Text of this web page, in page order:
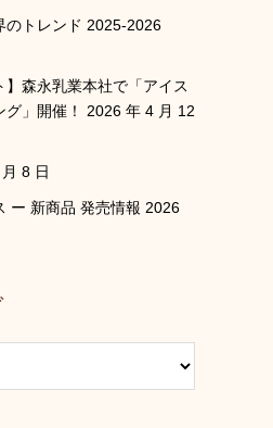
のトレンド 2025-2026
】森永乳業本社で「アイス
」開催！
2026 年 4 月 12
8 日
ー 新商品 発売情報 2026